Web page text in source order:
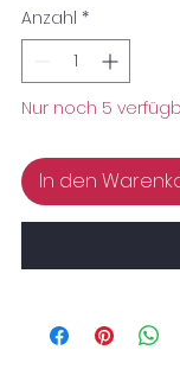
Anzahl *
Nur noch 5
In den